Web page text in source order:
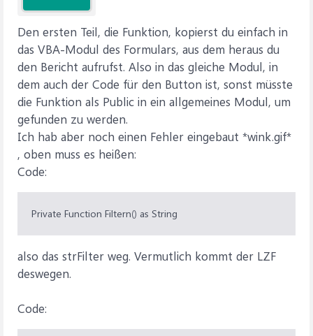
Den ersten Teil, die Funktion, kopierst du einfach in
das VBA-Modul des Formulars, aus dem heraus du
den Bericht aufrufst. Also in das gleiche Modul, in
dem auch der Code für den Button ist, sonst müsste
die Funktion als Public in ein allgemeines Modul, um
gefunden zu werden.
Ich hab aber noch einen Fehler eingebaut *wink.gif*
, oben muss es heißen:
Code:
Private Function Filtern() as String
also das strFilter weg. Vermutlich kommt der LZF
deswegen.
Code: